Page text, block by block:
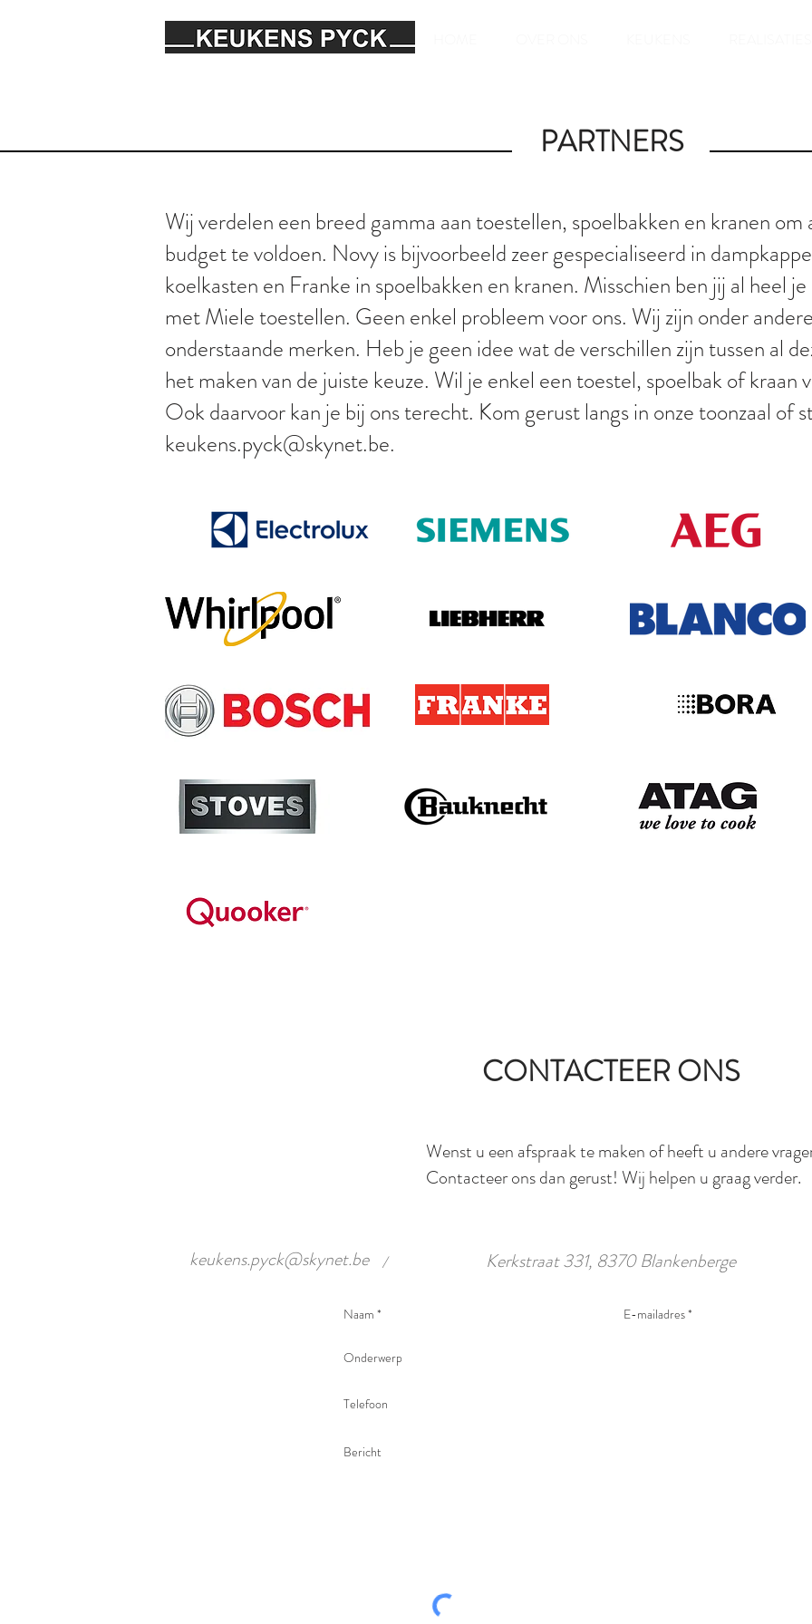
PARTNERS
Wij verdelen een breed gamma aan toestellen, spoelbakken en kranen om
budget te voldoen. Novy is bijvoorbeeld zeer gespecialiseerd in
koelkasten en Franke in spoelbakken en kranen. Misschien ben jij al heel
met Miele toestellen. Geen enkel probleem voor ons. Wij zijn onder
onderstaande merken. Heb je geen idee wat de verschillen zijn tussen al
het maken van de juiste keuze. Wil je enkel een toestel, spoelbak of kraan
Ook daarvoor kan je bij ons terecht. Kom gerust langs in onze toonzaal of
keukens.pyck@skynet.be.
CONTACTEER ONS
Wenst u een afspraak te maken of heeft u andere
Contacteer ons dan gerust! Wij helpen u graag verder.
keukens.pyck@skynet.be Kerkstraat 331, 8370 Blankenberge
/